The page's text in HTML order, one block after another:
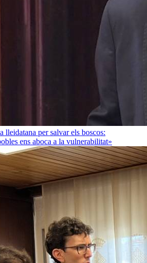
lleidatana per salvar els boscos:
ens aboca a la vulnerabilitat»